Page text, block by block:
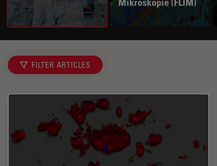
Mikroskopie (FLIM)
FILTER ARTICLES